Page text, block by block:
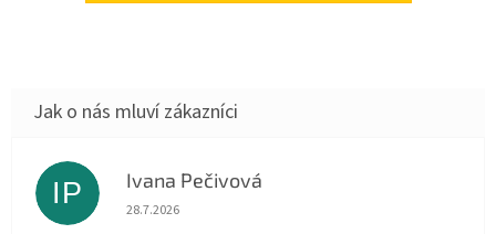
IP Ivana Pečivová
Hodnocení obchodu je 5 z 5 hvězdiček.
28.7.2026